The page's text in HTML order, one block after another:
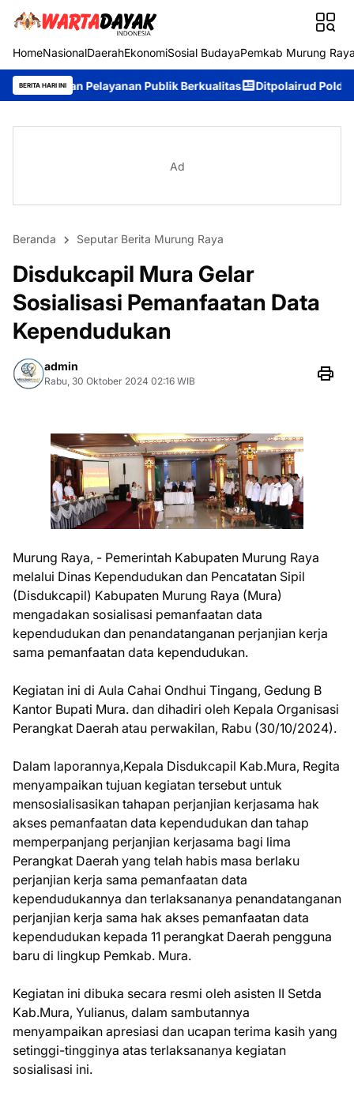
HomeNasionalDaerahEkonomiSosial BudayaPemkab Murung
BERITA HARI INIPublik Berkualitas Ditpolairud Polda Kalteng
Ad
Beranda Seputar Berita Murung Raya
Disdukcapil Mura Gelar
Sosialisasi Pemanfaatan Data
Kependudukan
admin
Rabu, 30 Oktober 2024 02:16 WIB
Murung Raya, - Pemerintah Kabupaten Murung Raya
melalui Dinas Kependudukan dan Pencatatan Sipil
(Disdukcapil) Kabupaten Murung Raya (Mura)
mengadakan sosialisasi pemanfaatan data
kependudukan dan penandatanganan perjanjian kerja
sama pemanfaatan data kependudukan.
Kegiatan ini di Aula Cahai Ondhui Tingang, Gedung B
Kantor Bupati Mura. dan dihadiri oleh Kepala Organisasi
Perangkat Daerah atau perwakilan, Rabu (30/10/2024).
Dalam laporannya,Kepala Disdukcapil Kab.Mura, Regita
menyampaikan tujuan kegiatan tersebut untuk
mensosialisasikan tahapan perjanjian kerjasama hak
akses pemanfaatan data kependudukan dan tahap
memperpanjang perjanjian kerjasama bagi lima
Perangkat Daerah yang telah habis masa berlaku
perjanjian kerja sama pemanfaatan data
kependudukannya dan terlaksananya penandatanganan
perjanjian kerja sama hak akses pemanfaatan data
kependudukan kepada 11 perangkat Daerah pengguna
baru di lingkup Pemkab. Mura.
Kegiatan ini dibuka secara resmi oleh asisten II Setda
Kab.Mura, Yulianus, dalam sambutannya
menyampaikan apresiasi dan ucapan terima kasih yang
setinggi-tingginya atas terlaksananya kegiatan
sosialisasi ini.